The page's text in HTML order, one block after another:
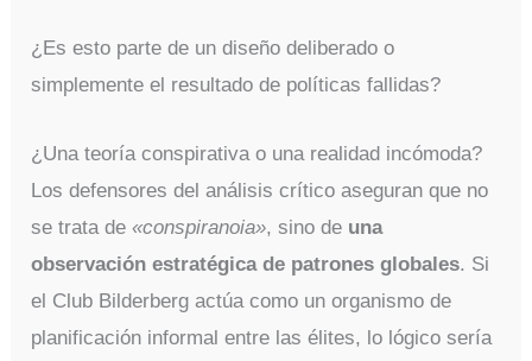
¿Es esto parte de un diseño deliberado o
simplemente el resultado de políticas fallidas?
¿Una teoría conspirativa o una realidad incómoda?
Los defensores del análisis crítico aseguran que no
se trata de«conspiranoia», sino de una
observación estratégica de patrones globales. Si
el Club Bilderberg actúa como un organismo de
planificación informal entre las élites, lo lógico sería